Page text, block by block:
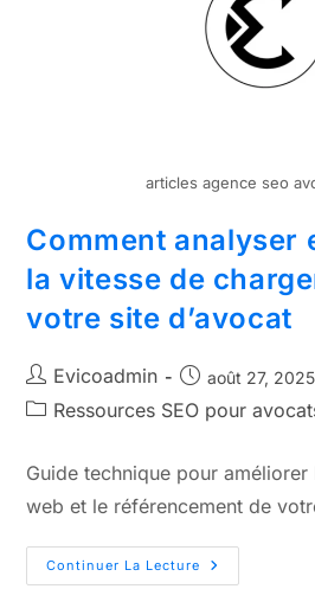
articles agence seo
Comment analyser
la vitesse de
votre site d’avocat
Evicoadmin août 27, 2025
Ressources SEO pour
Guide technique pour
web et le référencement de
Continuer La Lecture